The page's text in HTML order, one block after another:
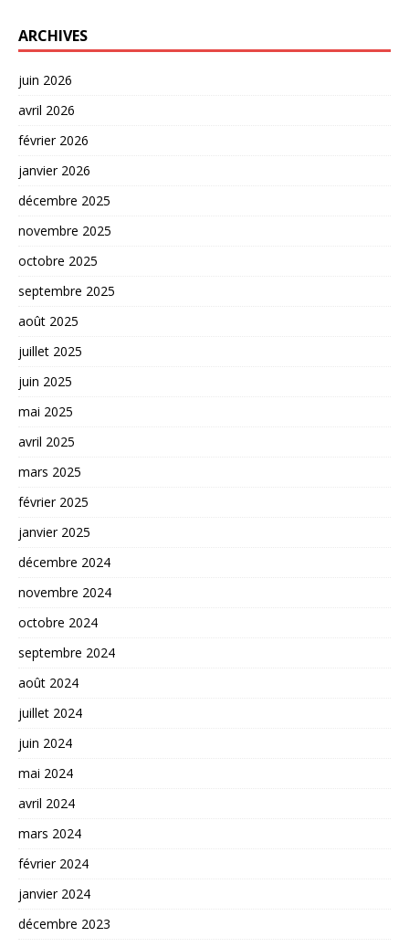
ARCHIVES
juin 2026
avril 2026
février 2026
janvier 2026
décembre 2025
novembre 2025
octobre 2025
septembre 2025
août 2025
juillet 2025
juin 2025
mai 2025
avril 2025
mars 2025
février 2025
janvier 2025
décembre 2024
novembre 2024
octobre 2024
septembre 2024
août 2024
juillet 2024
juin 2024
mai 2024
avril 2024
mars 2024
février 2024
janvier 2024
décembre 2023